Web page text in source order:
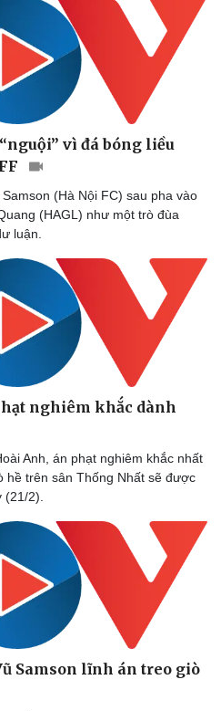
vì đá bóng liều
Samson (Hà Nội FC) sau pha vào
(HAGL) như một trò đùa
luận.
nghiêm khắc dành
Anh, án phạt nghiêm khắc nhất
hề trên sân Thống Nhất sẽ được
2).
Samson lĩnh án treo giò